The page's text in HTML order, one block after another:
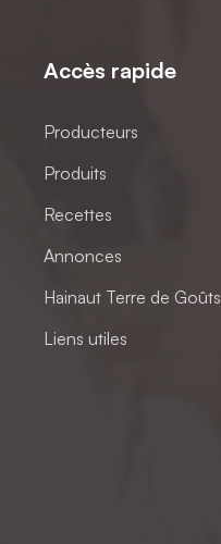
Accès rapide
Producteurs
Produits
Recettes
Annonces
Hainaut Terre de Goûts
Liens utiles